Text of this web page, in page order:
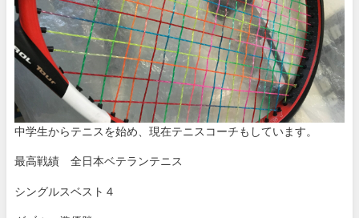
中学生からテニスを始め、現在テニスコーチもしています。
最高戦績 全日本ベテランテニス
シングルスベスト４